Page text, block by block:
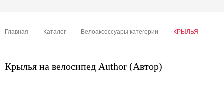
Главная Каталог Велоаксессуары категории КРЫЛЬЯ
Крылья на велосипед Author (Автор)